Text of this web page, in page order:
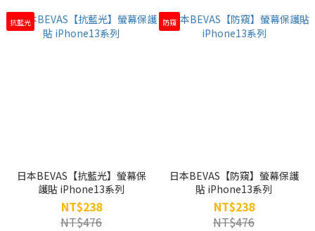
抗藍光
日本BEVAS【抗藍光】螢幕保
護貼 iPhone13系列
NT$238
NT$476
防窺
日本BEVAS【防窺】螢幕保護
貼 iPhone13系列
NT$238
NT$476